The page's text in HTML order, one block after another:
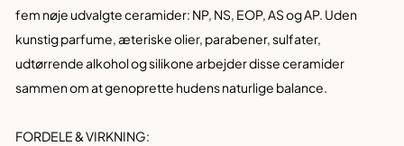
fem nøje udvalgte ceramider: NP, NS, EOP, AS og AP. Uden
kunstig parfume, æteriske olier, parabener, sulfater,
udtørrende alkohol og silikone arbejder disse ceramider
sammen om at genoprette hudens naturlige balance.
FORDELE & VIRKNING: